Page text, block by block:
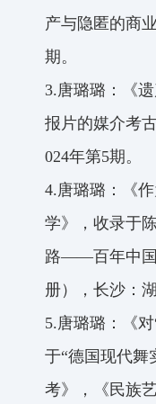
产与隐匿的商
期。
3.唐璐璐：《
报片的媒介考
024年第5期。
4.唐璐璐：《
学》，收录于
路——百年中国
册），长沙：
5.唐璐璐：《对
于“德国现代舞
考》，《民族